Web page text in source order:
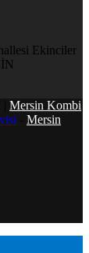
Ekinciler
Mersin Kombi
Mersin